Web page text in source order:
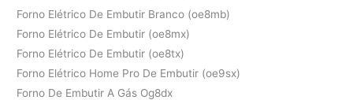
Forno Elétrico De Embutir Branco (oe8mb)
Forno Elétrico De Embutir (oe8mx)
Forno Elétrico De Embutir (oe8tx)
Forno Elétrico Home Pro De Embutir (oe9sx)
Forno De Embutir A Gás Og8dx